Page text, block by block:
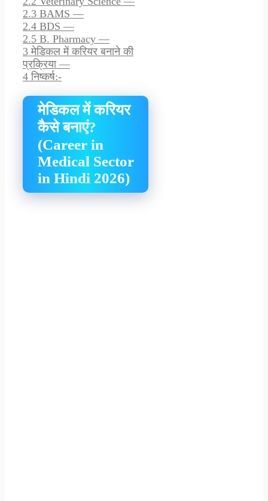
2.3 BAMS —
2.4 BDS —
2.5 B. Pharmacy —
3 मेडिकल में करियर बनाने की
प्रक्रिया —
4 निष्कर्ष:-
मेडिकल में करियर
कैसे बनाएं?
(Career in
Medical Sector
in Hindi 2026)